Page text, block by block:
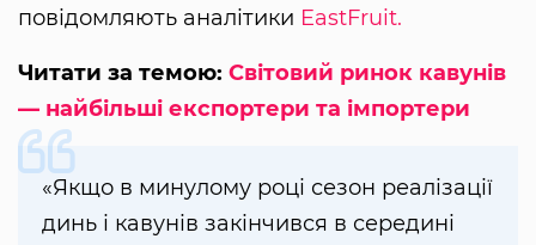
повідомляють аналітики EastFruit.
Читати за темою: Світовий ринок кавунів
— найбільші експортери та імпортери
«Якщо в минулому році сезон реалізації
динь і кавунів закінчився в середині